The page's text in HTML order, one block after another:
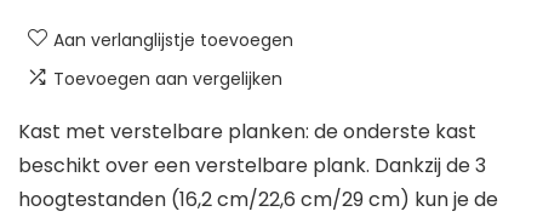
Aan verlanglijstje toevoegen
Toevoegen aan vergelijken
Kast met verstelbare planken: de onderste kast
beschikt over een verstelbare plank. Dankzij de 3
hoogtestanden (16,2 cm/22,6 cm/29 cm) kun je de